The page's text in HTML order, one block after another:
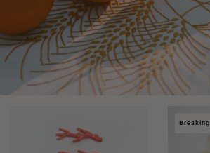
Breaking